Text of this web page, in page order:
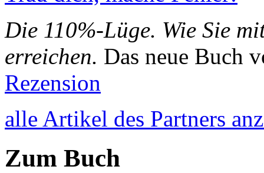
Die 110%-Lüge. Wie Sie
erreichen. Das neue Buch
Rezension
alle Artikel des Partners
Zum Buch